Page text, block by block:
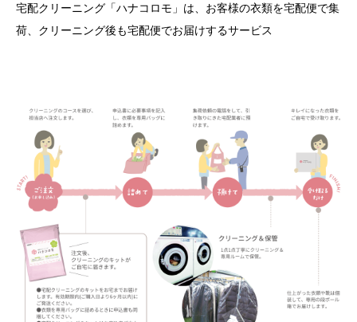
宅配クリーニング「ハナコロモ」は、お客様の衣類を宅配便で集
荷、クリーニング後も宅配便でお届けするサービス